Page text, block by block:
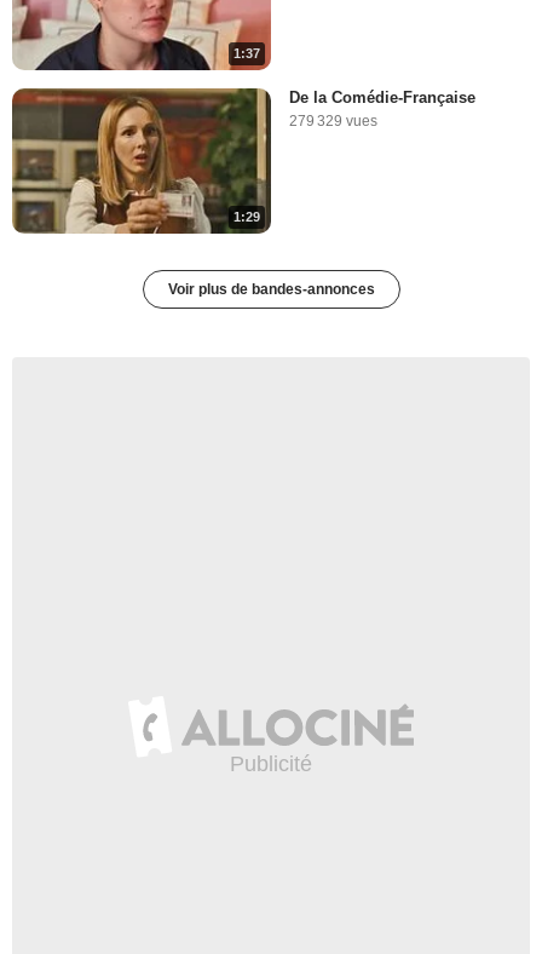
1:37
1:29
De la Comédie-Française
279 329 vues
Voir plus de bandes-annonces